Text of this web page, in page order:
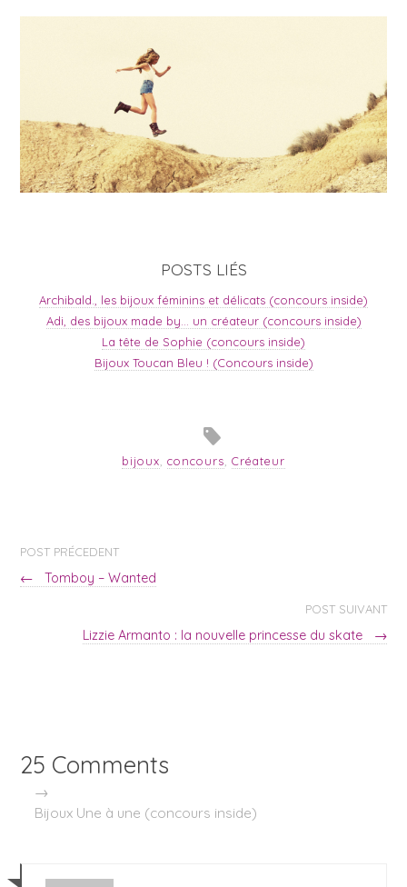
POSTS LIÉS
Archibald., les bijoux féminins et délicats (concours inside)
Adi, des bijoux made by… un créateur (concours inside)
La tête de Sophie (concours inside)
Bijoux Toucan Bleu ! (Concours inside)
bijoux concours Créateur
POST PRÉCEDENT
← Tomboy – Wanted
POST SUIVANT
Lizzie Armanto : la nouvelle princesse du skate →
25 Comments
→
Bijoux Une à une (concours inside)